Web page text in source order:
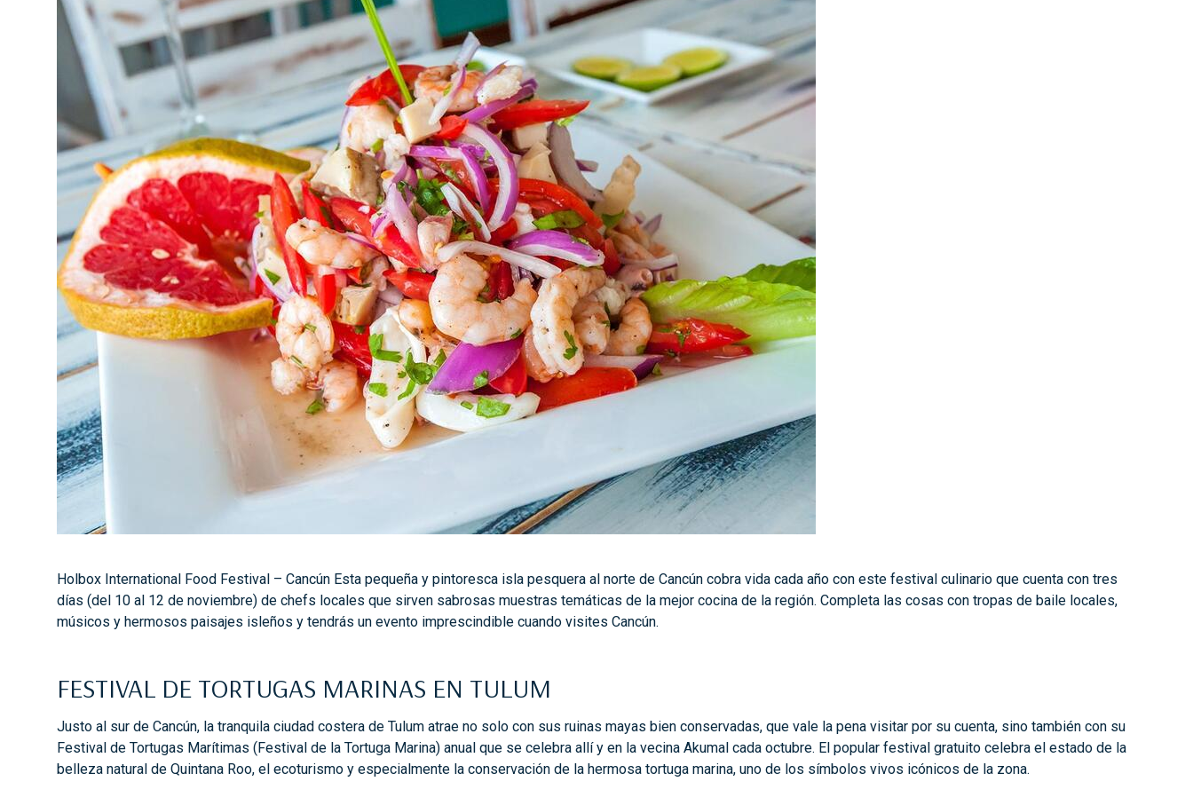
Holbox International Food Festival – Cancún Esta pequeña y pintoresca isla pesquera al norte de Cancún cobra vida cada año con este festival culinario que cuenta con tres
días (del 10 al 12 de noviembre) de chefs locales que sirven sabrosas muestras temáticas de la mejor cocina de la región. Completa las cosas con tropas de baile locales,
músicos y hermosos paisajes isleños y tendrás un evento imprescindible cuando visites Cancún.
FESTIVAL DE TORTUGAS MARINAS EN TULUM
Justo al sur de Cancún, la tranquila ciudad costera de Tulum atrae no solo con sus ruinas mayas bien conservadas, que vale la pena visitar por su cuenta, sino también con su
Festival de Tortugas Marítimas (Festival de la Tortuga Marina) anual que se celebra allí y en la vecina Akumal cada octubre. El popular festival gratuito celebra el estado de la
belleza natural de Quintana Roo, el ecoturismo y especialmente la conservación de la hermosa tortuga marina, uno de los símbolos vivos icónicos de la zona.